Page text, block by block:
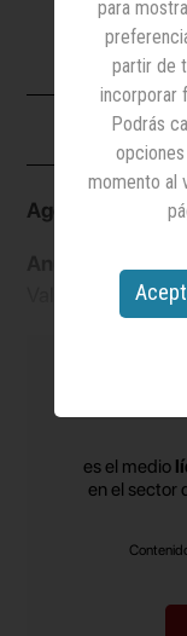
Agencia:
es el medio
en el sector
para
partir de
incorporar
Podrás
momento al